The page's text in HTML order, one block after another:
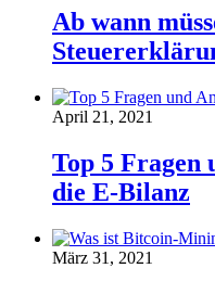
Ab wann
April 21, 2021
Top 5 Fragen
die E-Bilanz
März 31, 2021